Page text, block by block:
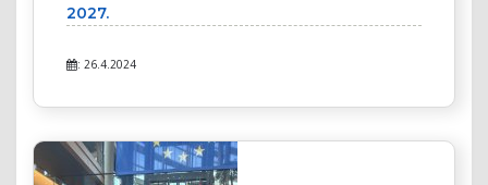
2027.
: 26.4.2024